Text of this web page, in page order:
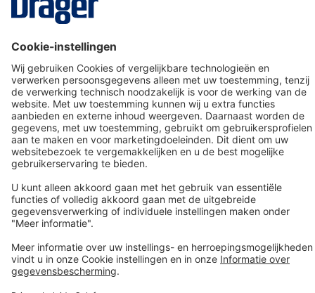
Dräger klantenservice
Over Dräger
Bestellen in onze webshop
Community